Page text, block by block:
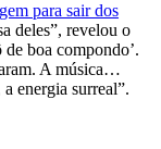
para sair dos
deles”, revelou o
de boa compondo’.
A música…
energia surreal”.